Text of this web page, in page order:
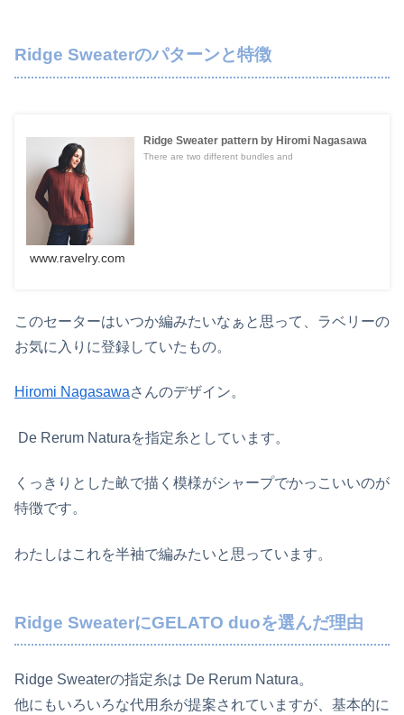
Ridge Sweaterのパターンと特徴
Ridge Sweater pattern by Hiromi Nagasawa
There are two different bundles and
www.ravelry.com
このセーターはいつか編みたいなぁと思って、ラベリーの
お気に入りに登録していたもの。
Hiromi Nagasawaさんのデザイン。
De Rerum Naturaを指定糸としています。
くっきりとした畝で描く模様がシャープでかっこいいのが
特徴です。
わたしはこれを半袖で編みたいと思っています。
Ridge SweaterにGELATO duoを選んだ理由
Ridge Sweaterの指定糸は De Rerum Natura。
他にもいろいろな代用糸が提案されていますが、基本的に